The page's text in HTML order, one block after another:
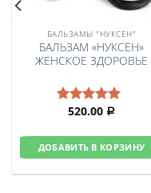
БАЛЬЗАМЫ "НУКСЕН"
БАЛЬЗАМ «НУКСЕН»
ЖЕНСКОЕ ЗДОРОВЬЕ
Оценка
520.00 Р
ДОБАВИТЬ В КОРЗИНУ